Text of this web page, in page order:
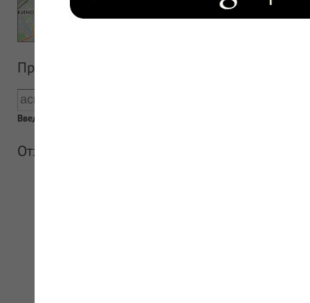
Прайс аптеки
Введен пустой поисковый запрос
Отзывы об аптеке